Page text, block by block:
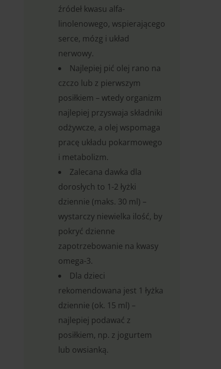
źródeł kwasu alfa-
linolenowego, wspierającego
serce, mózg i układ
nerwowy.
Najlepiej pić olej rano na
czczo lub z pierwszym
posiłkiem – wtedy organizm
najlepiej przyswaja składniki
odżywcze, a olej wspomaga
pracę układu pokarmowego
i metabolizm.
Zalecana dawka dla
dorosłych to 1-2 łyżki
dziennie (maks. 30 ml) –
wystarczy niewielka ilość, by
pokryć dzienne
zapotrzebowanie na kwasy
omega-3.
Dla dzieci
rekomendowana jest 1 łyżka
dziennie (ok. 15 ml) –
najlepiej podawać z
posiłkiem, np. z jogurtem
lub owsianką.